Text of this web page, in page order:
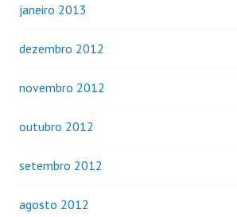
janeiro 2013
dezembro 2012
novembro 2012
outubro 2012
setembro 2012
agosto 2012